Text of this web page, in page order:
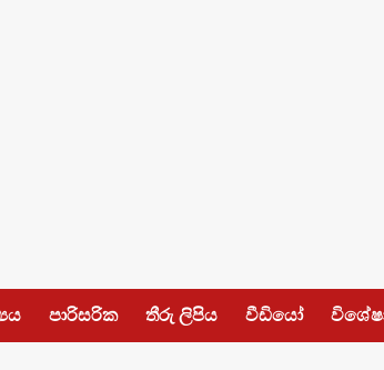
පාරිසරික තීරු ලිපිය වීඩියෝ